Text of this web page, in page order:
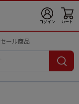
ログイン カート
セール商品